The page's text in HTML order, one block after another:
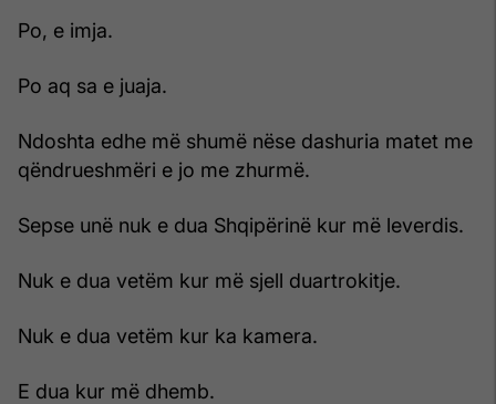
Po, e imja.
Po aq sa e juaja.
Ndoshta edhe më shumë nëse dashuria matet me
qëndrueshmëri e jo me zhurmë.
Sepse unë nuk e dua Shqipërinë kur më leverdis.
Nuk e dua vetëm kur më sjell duartrokitje.
Nuk e dua vetëm kur ka kamera.
E dua kur më dhemb.